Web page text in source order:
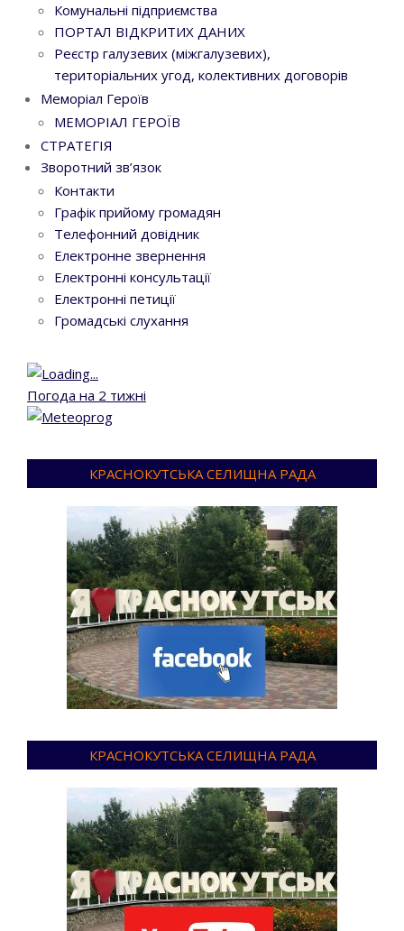
Комунальні підприємства
ПОРТАЛ ВІДКРИТИХ ДАНИХ
Реєстр галузевих (міжгалузевих),
територіальних угод, колективних договорів
Меморіал Героїв
МЕМОРІАЛ ГЕРОЇВ
СТРАТЕГІЯ
Зворотний зв’язок
Контакти
Графік прийому громадян
Телефонний довідник
Електронне звернення
Електронні консультації
Електронні петиції
Громадські слухання
Погода на 2 тижні
КРАСНОКУТСЬКА СЕЛИЩНА РАДА
КРАСНОКУТСЬКА СЕЛИЩНА РАДА